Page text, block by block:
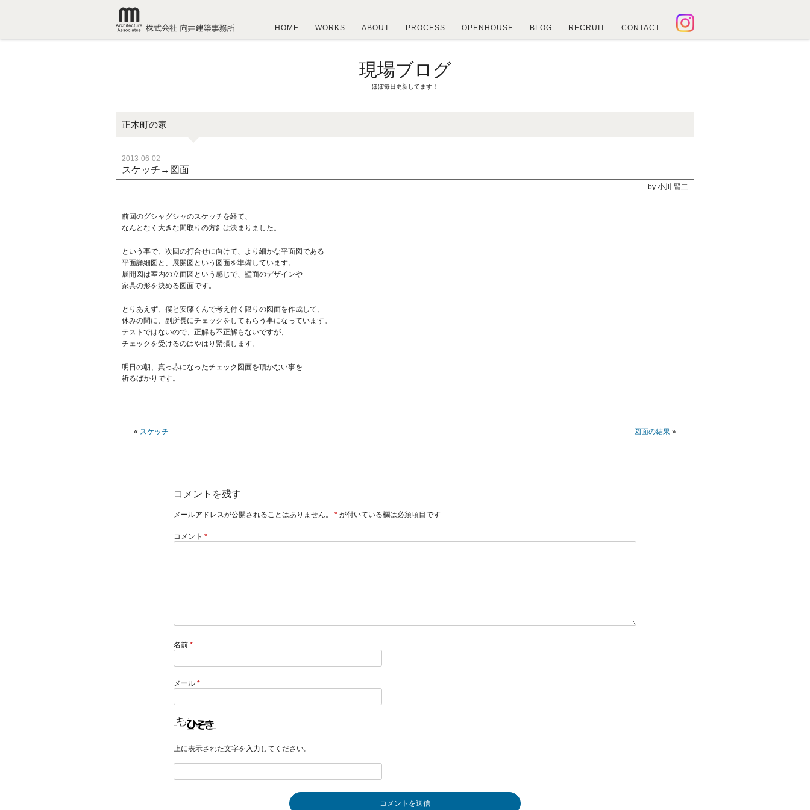
HOME WORKS ABOUT PROCESS OPENHOUSE BLOG RECRUIT CONTACT
現場ブログ
ほぼ毎日更新してます！
正木町の家
2013-06-02
スケッチ→図面
by 小川 賢二
前回のグシャグシャのスケッチを経て、
なんとなく大きな間取りの方針は決まりました。
という事で、次回の打合せに向けて、より細かな平面図である
平面詳細図と、展開図という図面を準備しています。
展開図は室内の立面図という感じで、壁面のデザインや
家具の形を決める図面です。
とりあえず、僕と安藤くんで考え付く限りの図面を作成して、
休みの間に、副所長にチェックをしてもらう事になっています。
テストではないので、正解も不正解もないですが、
チェックを受けるのはやはり緊張します。
明日の朝、真っ赤になったチェック図面を頂かない事を
祈るばかりです。
« スケッチ 図面の結果 »
コメントを残す
メールアドレスが公開されることはありません。 * が付いている欄は必須項目です
コメント *
名前 *
メール *
上に表示された文字を入力してください。